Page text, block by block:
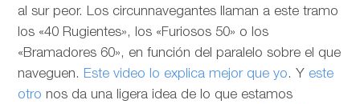
al sur peor. Los circunnavegantes llaman a este tramo
los «40 Rugientes», los «Furiosos 50» o los
«Bramadores 60», en función del paralelo sobre el que
naveguen. Este video lo explica mejor que yo. Y este
otro nos da una ligera idea de lo que estamos